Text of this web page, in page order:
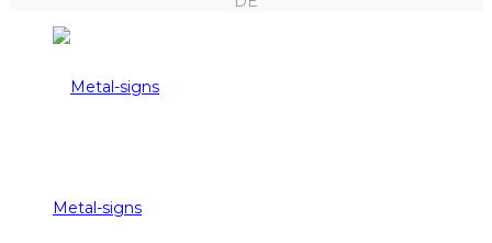
Metal-signs